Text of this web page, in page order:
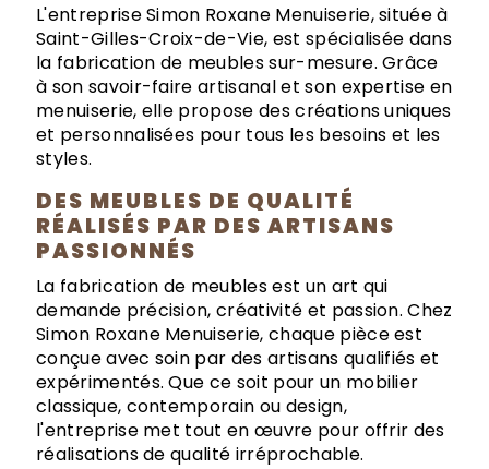
L'entreprise Simon Roxane Menuiserie, située à
Saint-Gilles-Croix-de-Vie, est spécialisée dans
la fabrication de meubles sur-mesure. Grâce
à son savoir-faire artisanal et son expertise en
menuiserie, elle propose des créations uniques
et personnalisées pour tous les besoins et les
styles.
DES MEUBLES DE QUALITÉ
RÉALISÉS PAR DES ARTISANS
PASSIONNÉS
La fabrication de meubles est un art qui
demande précision, créativité et passion. Chez
Simon Roxane Menuiserie, chaque pièce est
conçue avec soin par des artisans qualifiés et
expérimentés. Que ce soit pour un mobilier
classique, contemporain ou design,
l'entreprise met tout en œuvre pour offrir des
réalisations de qualité irréprochable.